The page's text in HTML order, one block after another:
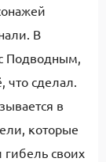
В
Подводным,
что сделал.
в
которые
гибель своих